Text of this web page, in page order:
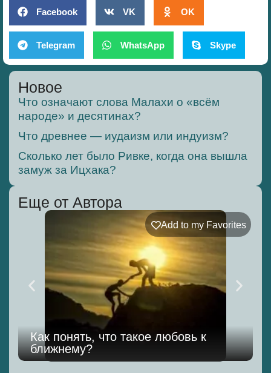
Facebook VK OK
Telegram WhatsApp Skype
Новое
Что означают слова Малахи о «всём
народе» и десятинах?
Что древнее — иудаизм или индуизм?
Сколько лет было Ривке, когда она вышла
замуж за Ицхака?
Еще от Автора
Add to my Favorites
Как понять, что такое любовь к
ближнему?